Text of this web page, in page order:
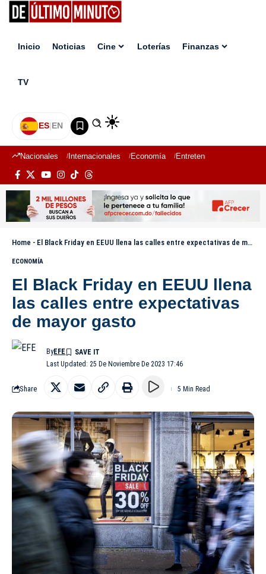
Inicio Noticias Cine Loterías Finanzas
TV
ES|EN
Nacionales Internacionales Economía Entretenimiento
Home - El Black Friday en EEUU llena las calles entre expectativas de mayor gasto
ECONOMÍA
El Black Friday en EEUU llena
las calles entre expectativas
de mayor gasto
Last Updated: 25 De Noviembre De 2023 17:46
ByEFE
Share 5 Min Read